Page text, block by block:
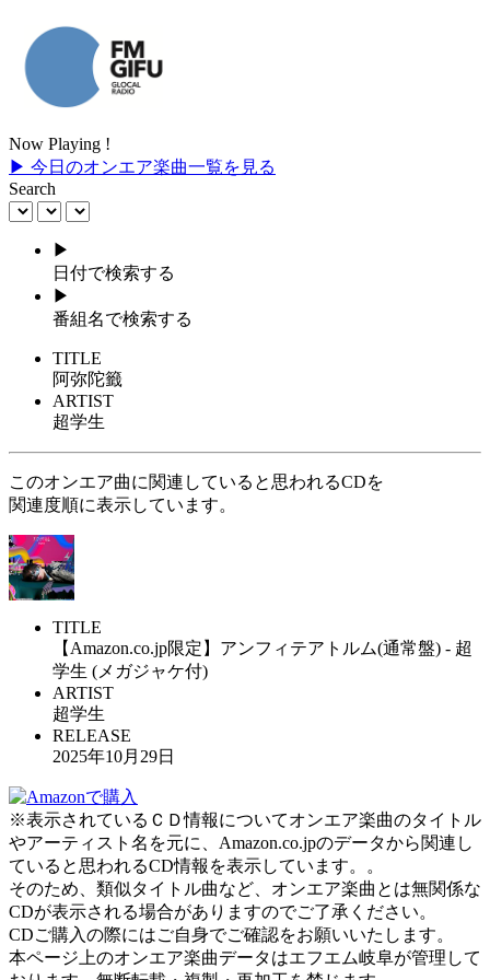
Now Playing !
▶ 今日のオンエア楽曲一覧を見る
Search
▶
日付で検索する
▶
番組名で検索する
TITLE
阿弥陀籤
ARTIST
超学生
このオンエア曲に関連していると思われるCDを
関連度順に表示しています。
TITLE
【Amazon.co.jp限定】アンフィテアトルム(通常盤) - 超
学生 (メガジャケ付)
ARTIST
超学生
RELEASE
2025年10月29日
※表示されているＣＤ情報についてオンエア楽曲のタイトル
やアーティスト名を元に、Amazon.co.jpのデータから関連し
ていると思われるCD情報を表示しています。。
そのため、類似タイトル曲など、オンエア楽曲とは無関係な
CDが表示される場合がありますのでご了承ください。
CDご購入の際にはご自身でご確認をお願いいたします。
本ページ上のオンエア楽曲データはエフエム岐阜が管理して